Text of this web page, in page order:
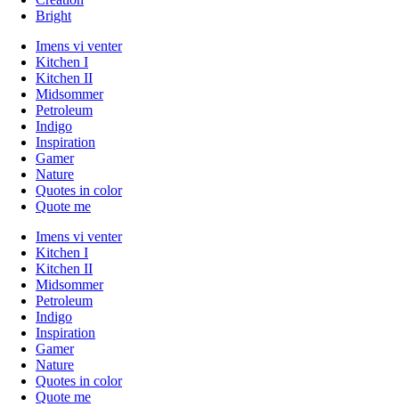
Bright
Imens vi venter
Kitchen I
Kitchen II
Midsommer
Petroleum
Indigo
Inspiration
Gamer
Nature
Quotes in color
Quote me
Imens vi venter
Kitchen I
Kitchen II
Midsommer
Petroleum
Indigo
Inspiration
Gamer
Nature
Quotes in color
Quote me